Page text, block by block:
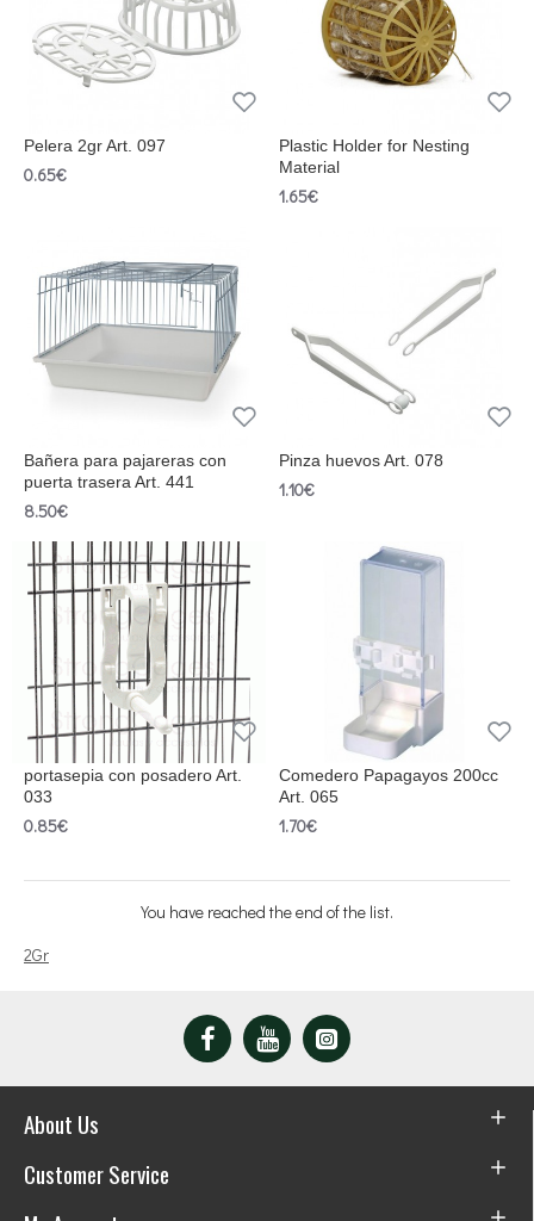
Pelera 2gr Art. 097
0.65€
Plastic Holder for Nesting
Material
1.65€
Bañera para pajareras con
puerta trasera Art. 441
8.50€
Pinza huevos Art. 078
1.10€
portasepia con posadero Art.
033
0.85€
Comedero Papagayos 200cc
Art. 065
1.70€
You have reached the end of the list.
2Gr
About Us
Customer Service